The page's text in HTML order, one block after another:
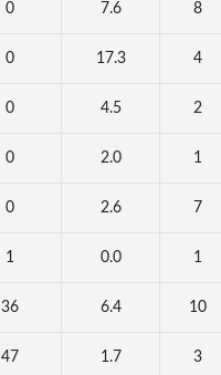
0 7.6 8
0 17.3 4
0 4.5 2
0 2.0 1
0 2.6 7
1 0.0 1
36 6.4 10
47 1.7 3